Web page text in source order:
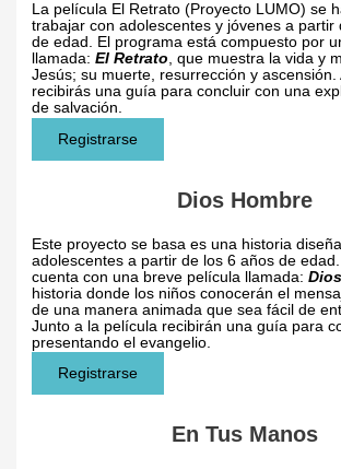
La película El Retrato (Proyecto LUMO) se
trabajar con adolescentes y jóvenes a partir
de edad. El programa está compuesto por
llamada:El Retrato, que muestra la vida y
Jesús; su muerte, resurrección y ascensión.
recibirás una guía para concluir con una
de salvación.
Registrarse
Dios Hombre
Este proyecto se basa es una historia
adolescentes a partir de los 6 años de
cuenta con una breve película llamada:
historia donde los niños conocerán el
de una manera animada que sea fácil de
Junto a la película recibirán una guía para
presentando el evangelio.
Registrarse
En Tus Manos